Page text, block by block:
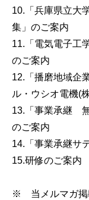
10.「兵庫県立大
集」のご案内
11.「電気電子工
のご案内
12.「播磨地域企
ル・ウシオ電機(
13.「事業承継 無
のご案内
14.「事業承継サ
15.研修のご案内
※ 当メルマガ掲